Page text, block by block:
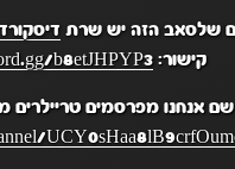
שלסאב הזה יש שרת
קישור: b8etJHPYP3
אנחנו מפרסמים טריילרים